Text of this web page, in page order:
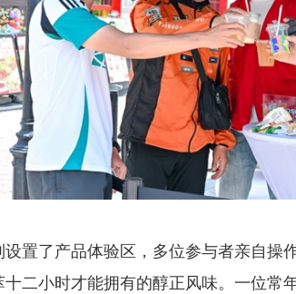
置了产品体验区，多位参与者亲自操
二小时才能拥有的醇正风味。一位常